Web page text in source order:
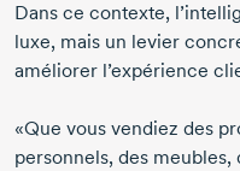
Dans ce contexte,
luxe, mais un levier
améliorer l’expérience
«Que vous vendiez des
personnels, des